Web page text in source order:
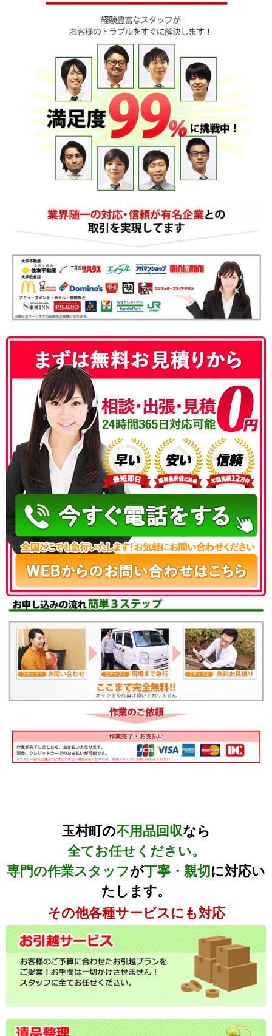
050-3186-4780
玉村町の不用品回収なら
全てお任せください。
専門の作業スタッフが丁寧・親切 に対応い
たします。
その他各種サービスにも対応